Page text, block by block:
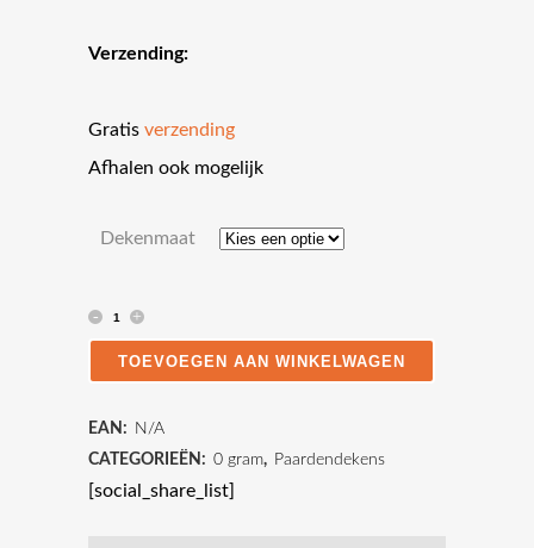
Verzending:
Gratis verzending
Afhalen ook mogelijk
Dekenmaat
Water-
paardendeken
zonder
TOEVOEGEN AAN WINKELWAGEN
EAN:
N/A
CATEGORIEËN: 0 gram, Paardendekens
[social_share_list]